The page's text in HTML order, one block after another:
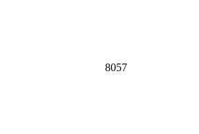
8057